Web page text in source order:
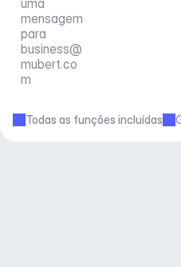
uma
mensagem
business@
mubert.co
m
Todas as funções incluídas